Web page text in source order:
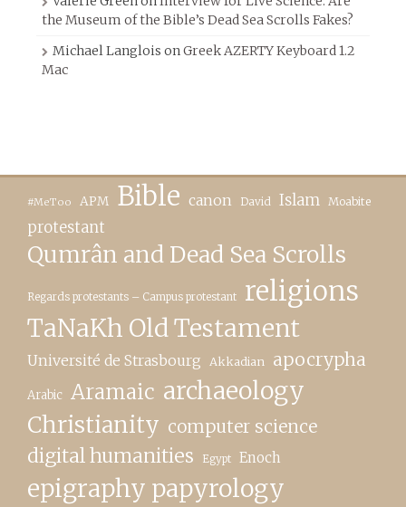
the Museum of the Bible’s Dead Sea Scrolls Fakes?
Michael Langlois onGreek AZERTY Keyboard 1.2
Mac
#MeToo APM Bible canon David Islam Moabite
protestant
Qumrân and Dead Sea Scrolls
Regards protestants – Campus protestant religions
TaNaKh Old Testament
Université de Strasbourg Akkadian apocrypha
Arabic Aramaic archaeology
Christianity computer science
digital humanities Egypt Enoch
epigraphy papyrology